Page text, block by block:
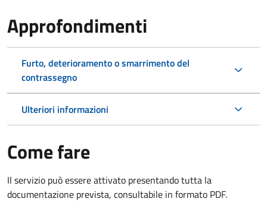
Approfondimenti
Furto, deterioramento o smarrimento del
contrassegno
Ulteriori informazioni
Come fare
Il servizio può essere attivato presentando tutta la
documentazione prevista, consultabile in formato PDF.